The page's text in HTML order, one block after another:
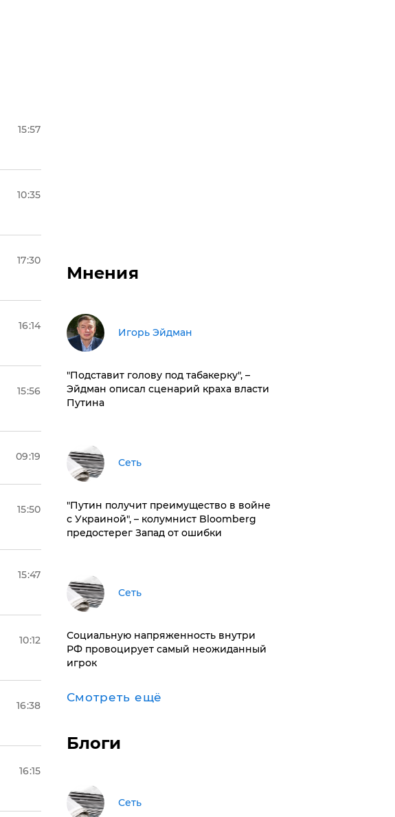
15:57
10:35
17:30
16:14
15:56
09:19
15:50
15:47
10:12
16:38
16:15
Мнения
Игорь Эйдман
​"Подставит голову под табакерку", –
Эйдман описал сценарий краха власти
Путина
Сеть
"Путин получит преимущество в войне
с Украиной", – колумнист Bloomberg
предостерег Запад от ошибки
Сеть
Социальную напряженность внутри
РФ провоцирует самый неожиданный
игрок
Смотреть ещё
Блоги
Сеть